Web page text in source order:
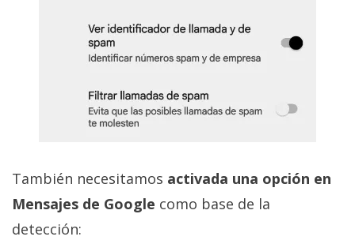
También necesitamos activada una opción en
Mensajes de Google como base de la
detección: